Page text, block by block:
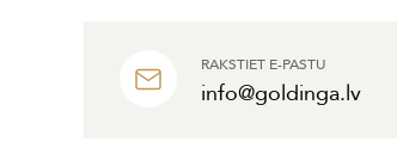
RAKSTIET E-PASTU
info@goldinga.lv